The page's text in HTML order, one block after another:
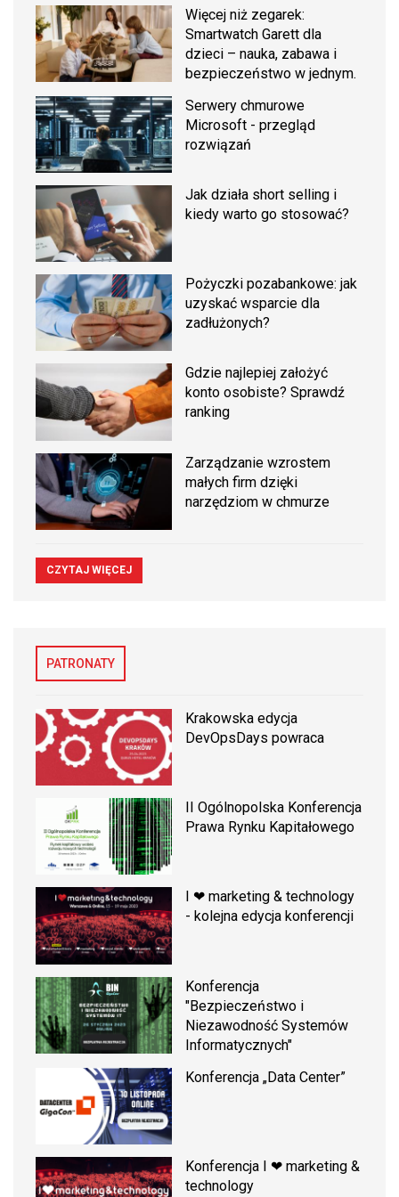
Więcej niż zegarek:
Smartwatch Garett dla
dzieci – nauka, zabawa i
bezpieczeństwo w jednym.
Serwery chmurowe
Microsoft - przegląd
rozwiązań
Jak działa short selling i
kiedy warto go stosować?
Pożyczki pozabankowe: jak
uzyskać wsparcie dla
zadłużonych?
Gdzie najlepiej założyć
konto osobiste? Sprawdź
ranking
Zarządzanie wzrostem
małych firm dzięki
narzędziom w chmurze
CZYTAJ WIĘCEJ
PATRONATY
Krakowska edycja
DevOpsDays powraca
II Ogólnopolska Konferencja
Prawa Rynku Kapitałowego
I ❤ marketing & technology
- kolejna edycja konferencji
Konferencja
"Bezpieczeństwo i
Niezawodność Systemów
Informatycznych"
Konferencja „Data Center”
Konferencja I ❤ marketing &
technology